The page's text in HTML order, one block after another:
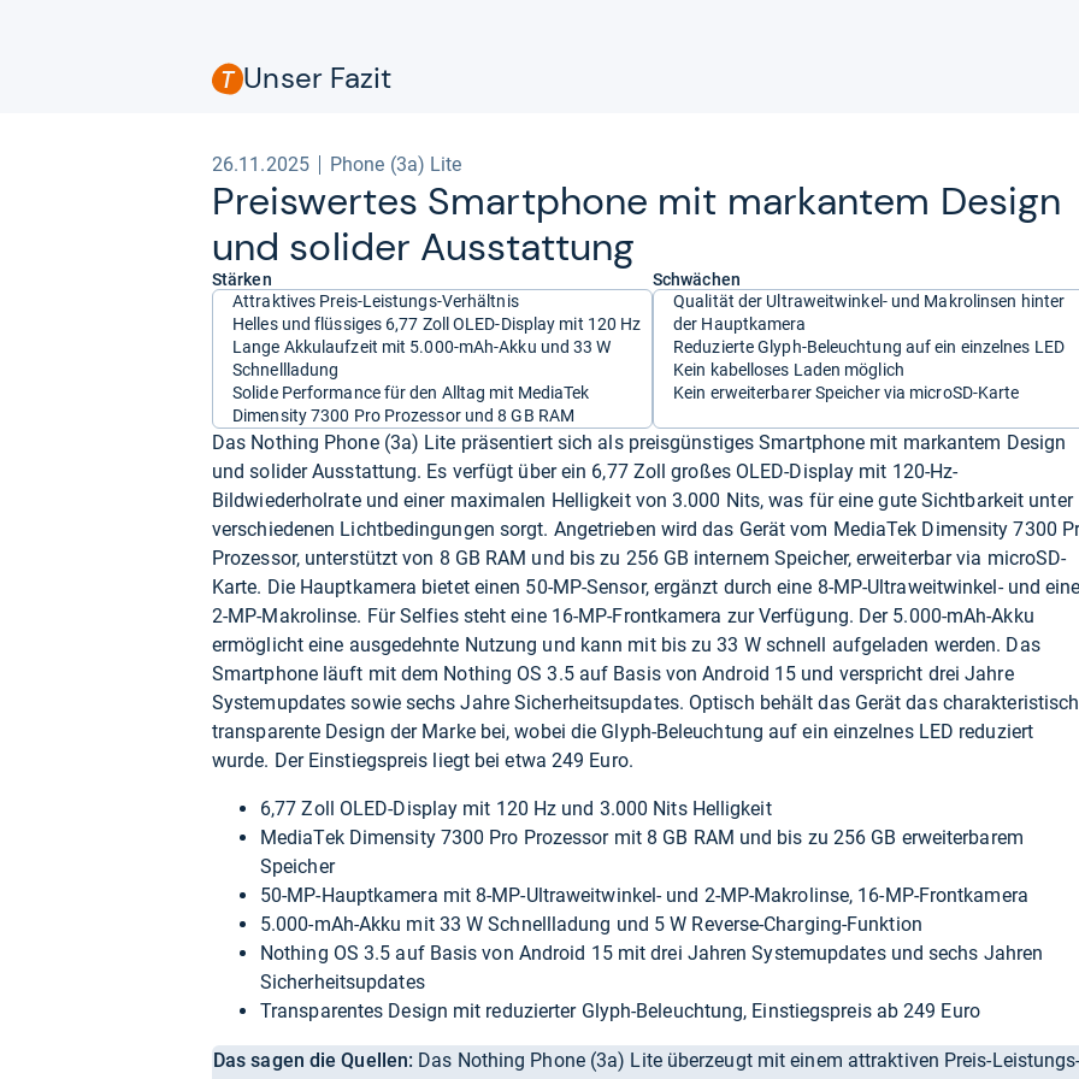
Unser Fazit
26.11.2025 Phone (3a) Lite
Preis­wer­tes Smart­phone mit mar­kan­tem Design
und soli­der Aus­stat­tung
Stärken
Attraktives Preis-Leistungs-Verhältnis
Helles und flüssiges 6,77 Zoll OLED-Display mit 120 Hz
Lange Akkulaufzeit mit 5.000-mAh-Akku und 33 W
Schnellladung
Solide Performance für den Alltag mit MediaTek
Dimensity 7300 Pro Prozessor und 8 GB RAM
Schwächen
Qualität der Ultraweitwinkel- und Makrolinsen hinter
der Hauptkamera
Reduzierte Glyph-Beleuchtung auf ein einzelnes LED
Kein kabelloses Laden möglich
Kein erweiterbarer Speicher via microSD-Karte
Das Nothing Phone (3a) Lite präsentiert sich als preisgünstiges Smartphone mit markantem Design
und solider Ausstattung. Es verfügt über ein 6,77 Zoll großes OLED-Display mit 120-Hz-
Bildwiederholrate und einer maximalen Helligkeit von 3.000 Nits, was für eine gute Sichtbarkeit unter
verschiedenen Lichtbedingungen sorgt. Angetrieben wird das Gerät vom MediaTek Dimensity 7300
Prozessor, unterstützt von 8 GB RAM und bis zu 256 GB internem Speicher, erweiterbar via microSD-
Karte. Die Hauptkamera bietet einen 50-MP-Sensor, ergänzt durch eine 8-MP-Ultraweitwinkel- und
2-MP-Makrolinse. Für Selfies steht eine 16-MP-Frontkamera zur Verfügung. Der 5.000-mAh-Akku
ermöglicht eine ausgedehnte Nutzung und kann mit bis zu 33 W schnell aufgeladen werden. Das
Smartphone läuft mit dem Nothing OS 3.5 auf Basis von Android 15 und verspricht drei Jahre
Systemupdates sowie sechs Jahre Sicherheitsupdates. Optisch behält das Gerät das
transparente Design der Marke bei, wobei die Glyph-Beleuchtung auf ein einzelnes LED reduziert
wurde. Der Einstiegspreis liegt bei etwa 249 Euro.
6,77 Zoll OLED-Display mit 120 Hz und 3.000 Nits Helligkeit
MediaTek Dimensity 7300 Pro Prozessor mit 8 GB RAM und bis zu 256 GB erweiterbarem
Speicher
50-MP-Hauptkamera mit 8-MP-Ultraweitwinkel- und 2-MP-Makrolinse, 16-MP-Frontkamera
5.000-mAh-Akku mit 33 W Schnellladung und 5 W Reverse-Charging-Funktion
Nothing OS 3.5 auf Basis von Android 15 mit drei Jahren Systemupdates und sechs Jahren
Sicherheitsupdates
Transparentes Design mit reduzierter Glyph-Beleuchtung, Einstiegspreis ab 249 Euro
Das sagen die Quellen: Das Nothing Phone (3a) Lite überzeugt mit einem attraktiven Preis-